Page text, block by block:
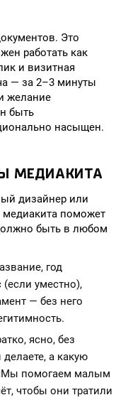
Это
работать как
и визитная
— за 2–3 минуты
желание
быть
насыщен.
МЕДИАКИТА
дизайнер или
медиакита поможет
быть в любом
год
уместно),
— без него
ясно, без
а какую
помогаем малым
чтобы они тратили